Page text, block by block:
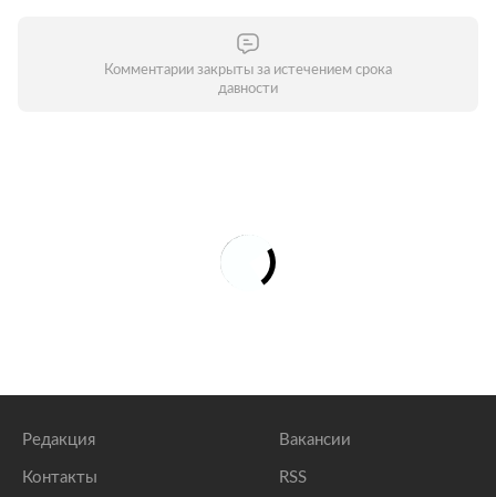
Комментарии закрыты за истечением срока
давности
Редакция
Контакты
Вакансии
RSS